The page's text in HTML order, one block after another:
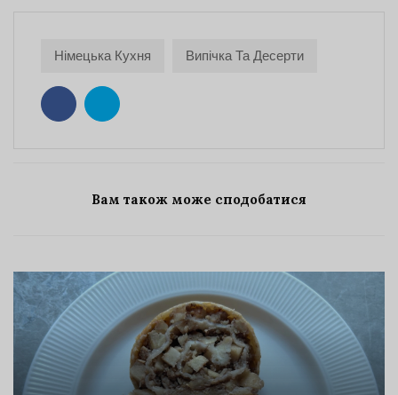
Німецька Кухня Випічка Та Десерти
Вам також може сподобатися